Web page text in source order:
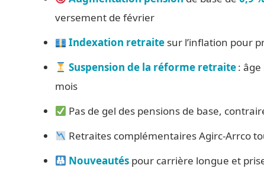
versement de février
Indexation retraite sur l’inflation pour
Suspension de la réforme retraite:
mois
Pas de gel des pensions de base,
Retraites complémentaires Agirc-Arrco
Nouveautés pour carrière longue et